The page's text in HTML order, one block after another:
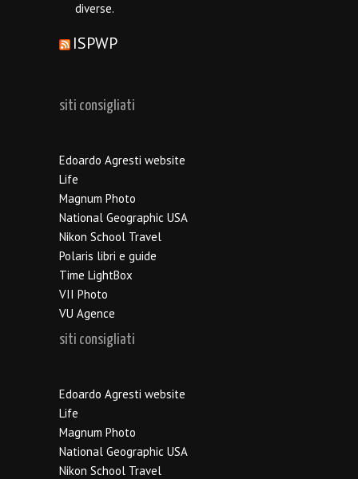
diverse.
ISPWP
siti consigliati
Edoardo Agresti website
Life
Magnum Photo
National Geographic USA
Nikon School Travel
Polaris libri e guide
Time LightBox
VII Photo
VU Agence
siti consigliati
Edoardo Agresti website
Life
Magnum Photo
National Geographic USA
Nikon School Travel